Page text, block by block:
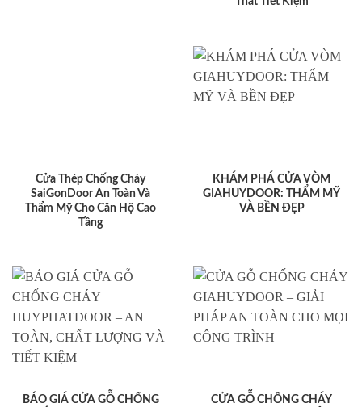
Cửa Thép Chống Cháy
SaiGonDoor An Toàn Và
Thẩm Mỹ Cho Căn Hộ Cao
Tầng
KHÁM PHÁ CỬA VÒM
GIAHUYDOOR: THẨM MỸ
VÀ BỀN ĐẸP
BÁO GIÁ CỬA GỖ CHỐNG
CỬA GỖ CHỐNG CHÁY